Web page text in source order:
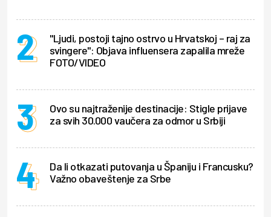
"Ljudi, postoji tajno ostrvo u Hrvatskoj – raj za
svingere": Objava influensera zapalila mreže
FOTO/VIDEO
Ovo su najtraženije destinacije: Stigle prijave
za svih 30.000 vaučera za odmor u Srbiji
Da li otkazati putovanja u Španiju i Francusku?
Važno obaveštenje za Srbe